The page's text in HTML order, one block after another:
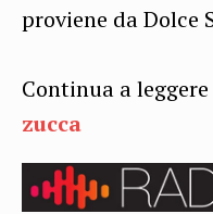
proviene da Dolce
Continua a leggere
zucca